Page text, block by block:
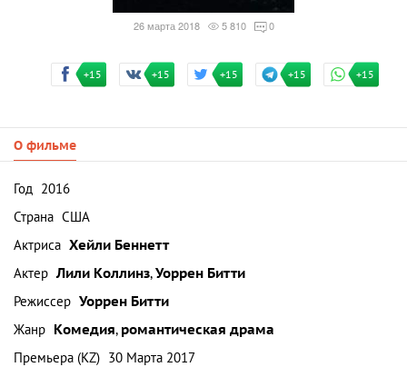
26 марта 2018 5 810 0
+15 +15 +15 +15 +15
О фильме
Год 2016
Страна США
Актриса Хейли Беннетт
Актер Лили Коллинз,Уоррен Битти
Режиссер Уоррен Битти
Жанр Комедия, романтическая драма
Премьера (KZ) 30 Марта 2017